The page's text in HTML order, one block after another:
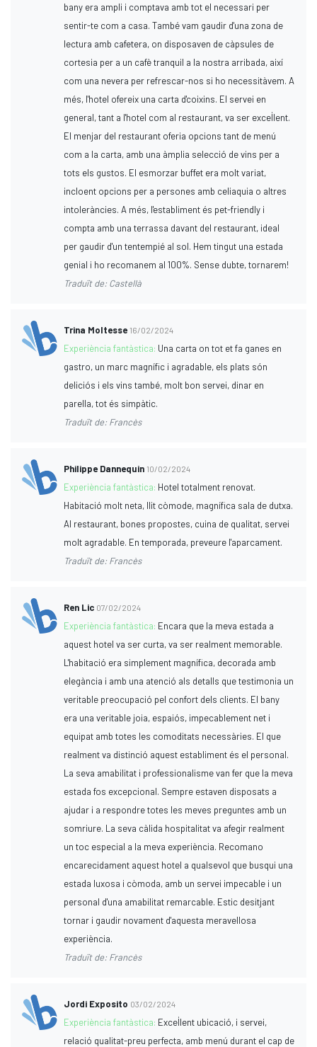
bany era ampli i comptava amb tot el necessari per
sentir-te com a casa. També vam gaudir d'una zona de
lectura amb cafetera, on disposaven de càpsules de
cortesia per a un cafè tranquil a la nostra arribada, així
com una nevera per refrescar-nos si ho necessitàvem. A
més, l'hotel ofereix una carta d'coixins. El servei en
general, tant a l'hotel com al restaurant, va ser excel·lent.
El menjar del restaurant oferia opcions tant de menú
com a la carta, amb una àmplia selecció de vins per a
tots els gustos. El esmorzar buffet era molt variat,
incloent opcions per a persones amb celiaquia o altres
intoleràncies. A més, l'establiment és pet-friendly i
compta amb una terrassa davant del restaurant, ideal
per gaudir d'un tentempié al sol. Hem tingut una estada
genial i ho recomanem al 100%. Sense dubte, tornarem!
Traduït de: Castellà
Trina Moltesse 16/02/2024
Experiència fantàstica: Una carta on tot et fa ganes en
gastro, un marc magnífic i agradable, els plats són
deliciós i els vins també, molt bon servei, dinar en
parella, tot és simpàtic.
Traduït de: Francès
Philippe Dannequin 10/02/2024
Experiència fantàstica: Hotel totalment renovat.
Habitació molt neta, llit còmode, magnífica sala de dutxa.
Al restaurant, bones propostes, cuina de qualitat, servei
molt agradable. En temporada, preveure l'aparcament.
Traduït de: Francès
Ren Lic 07/02/2024
Experiència fantàstica: Encara que la meva estada a
aquest hotel va ser curta, va ser realment memorable.
L'habitació era simplement magnífica, decorada amb
elegància i amb una atenció als detalls que testimonia un
veritable preocupació pel confort dels clients. El bany
era una veritable joia, espaiós, impecablement net i
equipat amb totes les comoditats necessàries. El que
realment va distinció aquest establiment és el personal.
La seva amabilitat i professionalisme van fer que la meva
estada fos excepcional. Sempre estaven disposats a
ajudar i a respondre totes les meves preguntes amb un
somriure. La seva càlida hospitalitat va afegir realment
un toc especial a la meva experiència. Recomano
encarecidament aquest hotel a qualsevol que busqui una
estada luxosa i còmoda, amb un servei impecable i un
personal d'una amabilitat remarcable. Estic desitjant
tornar i gaudir novament d'aquesta meravellosa
experiència.
Traduït de: Francès
Jordi Exposito 03/02/2024
Experiència fantàstica: Excel·lent ubicació, i servei,
relació qualitat-preu perfecta, amb menú durant el cap de